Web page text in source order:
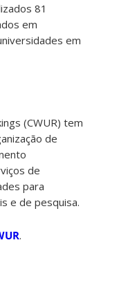
81
em
em
(CWUR) tem
de
de
para
e de pesquisa.
.